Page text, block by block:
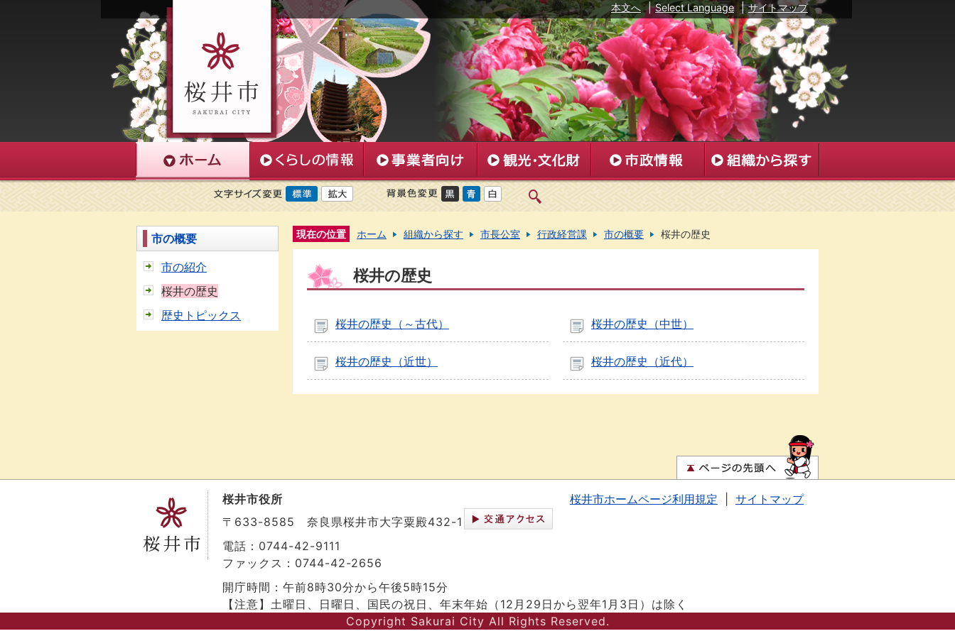
本文へ | Select Language | サイトマップ
市の概要
市の紹介
桜井の歴史
歴史トピックス
現在の位置 ホーム 組織から探す 市長公室 行政経営課 市の概要 桜井の歴史
桜井の歴史
桜井の歴史（～古代） 桜井の歴史（中世）
桜井の歴史（近世） 桜井の歴史（近代）
桜井市役所
〒633-8585 奈良県桜井市大字粟殿432-1
電話：0744-42-9111
ファックス：0744-42-2656
開庁時間：午前8時30分から午後5時15分
【注意】土曜日、日曜日、国民の祝日、年末年始（12月29日から翌年1月3日）は除く
桜井市ホームページ利用規定 サイトマップ
Copyright Sakurai City All Rights Reserved.